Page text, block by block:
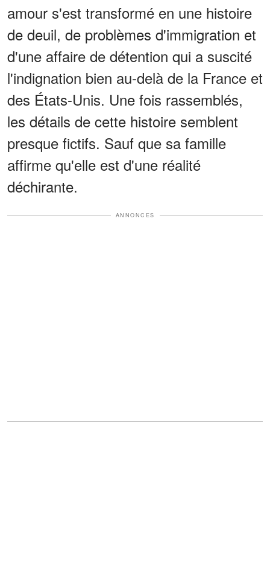
amour s'est transformé en une histoire
de deuil, de problèmes d'immigration et
d'une affaire de détention qui a suscité
l'indignation bien au-delà de la France et
des États-Unis. Une fois rassemblés,
les détails de cette histoire semblent
presque fictifs. Sauf que sa famille
affirme qu'elle est d'une réalité
déchirante.
ANNONCES